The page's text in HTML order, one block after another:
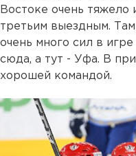
Востоке очень тяжело
третьим выездным.
очень много сил в
сюда, а тут - Уфа. В
хорошей командой.